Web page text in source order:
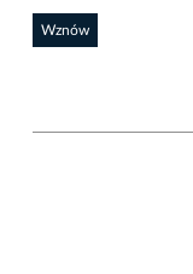
Wznów